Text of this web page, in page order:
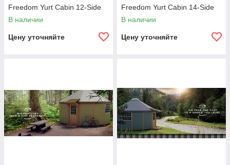
Freedom Yurt Cabin 12-Side
В наличии
Цену уточняйте
Freedom Yurt Cabin 14-Side
В наличии
Цену уточняйте